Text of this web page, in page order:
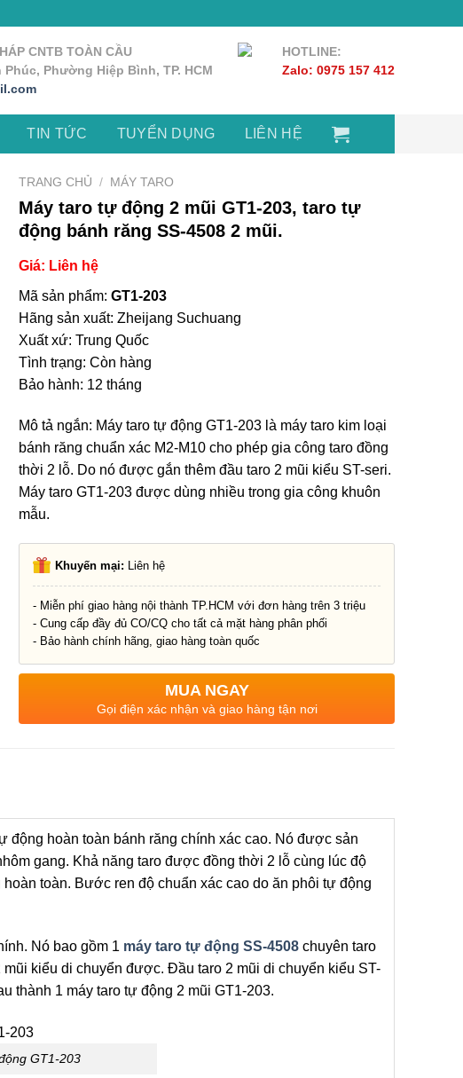
HOTLINE:
Zalo: 0975 157 412
CNTB TOÀN CẦU
Phường Hiệp Bình, TP. HCM
TIN TỨC TUYỂN DỤNG LIÊN HỆ
TRANG CHỦ / MÁY TARO
Máy taro tự động 2 mũi GT1-203, taro tự
động bánh răng SS-4508 2 mũi.
Giá: Liên hệ
Mã sản phẩm:GT1-203
Hãng sản xuất: Zheijang Suchuang
Xuất xứ: Trung Quốc
Tình trạng: Còn hàng
Bảo hành: 12 tháng
Mô tả ngắn: Máy taro tự động GT1-203 là máy taro kim loại
bánh răng chuẩn xác M2-M10 cho phép gia công taro đồng
thời 2 lỗ. Do nó được gắn thêm đầu taro 2 mũi kiểu ST-seri.
Máy taro GT1-203 được dùng nhiều trong gia công khuôn
mẫu.
Khuyến mại: Liên hệ
- Miễn phí giao hàng nội thành TP.HCM với đơn hàng trên 3 triệu
- Cung cấp đầy đủ CO/CQ cho tất cả mặt hàng phân phối
- Bảo hành chính hãng, giao hàng toàn quốc
MUA NGAY
Gọi điện xác nhận và giao hàng tận nơi
động hoàn toàn bánh răng chính xác cao. Nó được sản
gang. Khả năng taro được đồng thời 2 lỗ cùng lúc độ
toàn. Bước ren độ chuẩn xác cao do ăn phôi tự động
Nó bao gồm 1 máy taro tự động SS-4508chuyên taro
kiểu di chuyển được. Đầu taro 2 mũi di chuyển kiểu ST-
thành 1 máy taro tự động 2 mũi GT1-203.
GT1-203